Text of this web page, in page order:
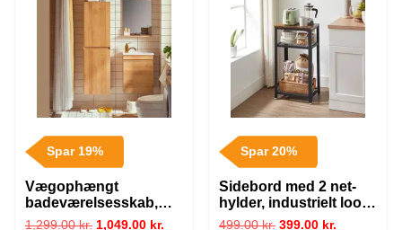
Spar 19%
Vægophængt
badeværelsesskab,
L35xB30xH120 cm,
1,299.00kr. 1,049.00 kr.
Spar 20%
Sidebord med 2 net-
hylder, industrielt look,
L40 x B30 x H75 cm,
499.00kr. 399.00 kr.